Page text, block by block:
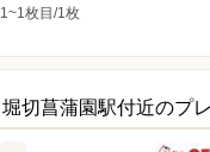
1~1枚目/1枚
堀切菖蒲園駅付近のプ